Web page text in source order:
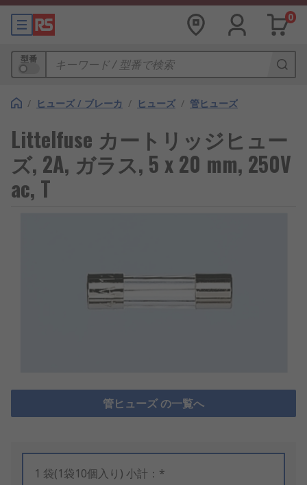
0
型番
/ ヒューズ / ブレーカ / ヒューズ / 管ヒューズ
Littelfuse カートリッジヒュー
ズ, 2A, ガラス, 5 x 20 mm, 250V
ac, T
管ヒューズ の一覧へ
1 袋(1袋10個入り) 小計：*